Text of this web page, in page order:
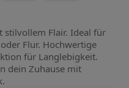
stilvollem Flair. Ideal für
Flur. Hochwertige
für Langlebigkeit.
dein Zuhause mit